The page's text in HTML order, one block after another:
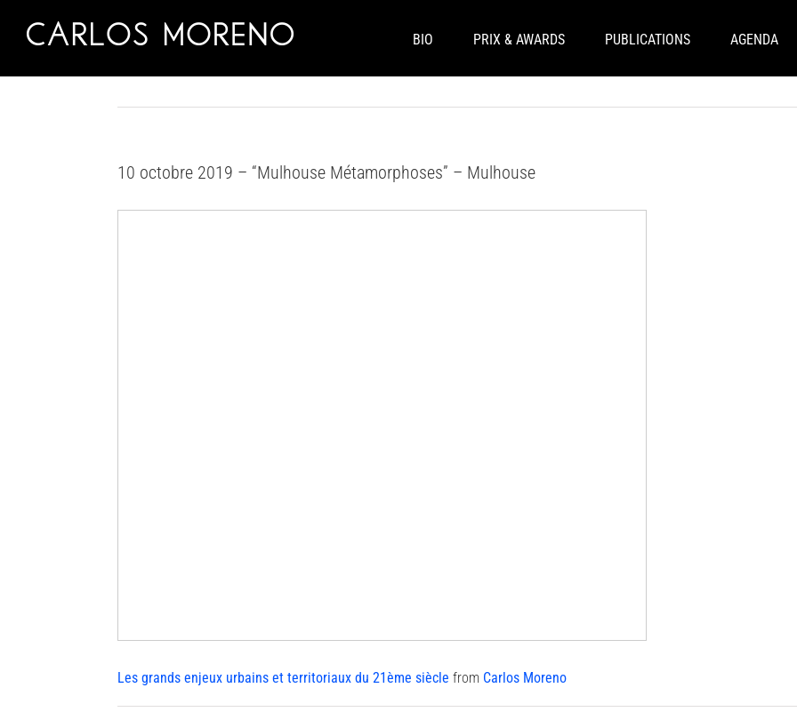
content
BIO PRIX & AWARDS PUBLICATIONS AGENDA
10 octobre 2019 – “Mulhouse Métamorphoses” – Mulhouse
Les grands enjeux urbains et territoriaux du 21ème siècle from Carlos Moreno